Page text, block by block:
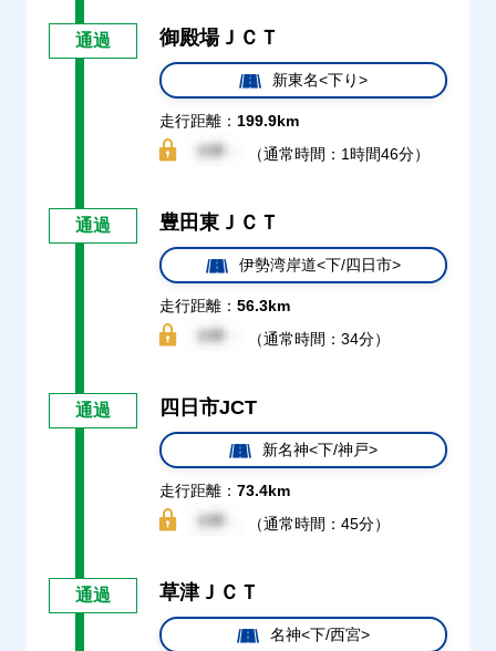
通過 御殿場ＪＣＴ
新東名<下り>
走行距離： 199.9km
（通常時間：1時間46分）
通過 豊田東ＪＣＴ
伊勢湾岸道<下/四日市>
走行距離： 56.3km
（通常時間：34分）
通過 四日市JCT
新名神<下/神戸>
走行距離： 73.4km
（通常時間：45分）
通過 草津ＪＣＴ
名神<下/西宮>